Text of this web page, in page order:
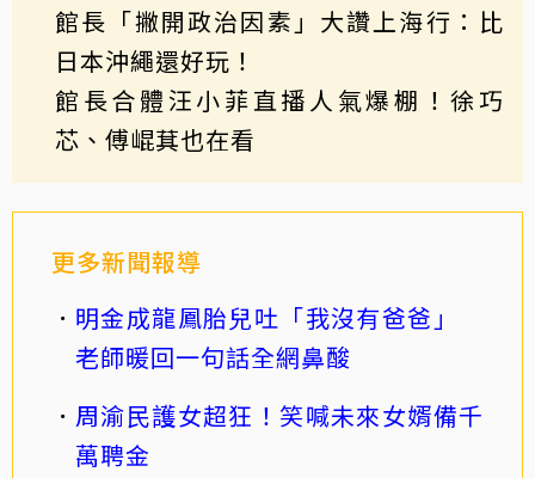
館長「撇開政治因素」大讚上海行：比
日本沖繩還好玩！
館長合體汪小菲直播人氣爆棚！徐巧
芯、傅崐萁也在看
更多新聞報導
明金成龍鳳胎兒吐「我沒有爸爸」
老師暖回一句話全網鼻酸
周渝民護女超狂！笑喊未來女婿備千
萬聘金